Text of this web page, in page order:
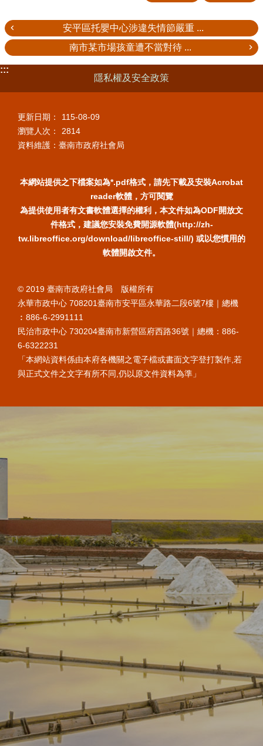
安平區托嬰中心涉違失情節嚴重 ...
南市某市場孩童遭不當對待 ...
:::
隱私權及安全政策
更新日期：
115-08-09
瀏覽人次：
2814
資料維護：臺南市政府社會局
本網站提供之下檔案如為*.pdf格式，請先下載及安裝Acrobat
reader軟體，方可閱覽
為提供使用者有文書軟體選擇的權利，本文件如為ODF開放文
件格式，建議您安裝免費開源軟體(http://zh-
tw.libreoffice.org/download/libreoffice-still/) 或以您慣用的
軟體開啟文件。
© 2019 臺南市政府社會局 版權所有
永華市政中心 708201臺南市安平區永華路二段6號7樓｜總機
︰886-6-2991111
民治市政中心 730204臺南市新營區府西路36號｜總機：886-
6-6322231
「本網站資料係由本府各機關之電子檔或書面文字登打製作,若
與正式文件之文字有所不同,仍以原文件資料為準」